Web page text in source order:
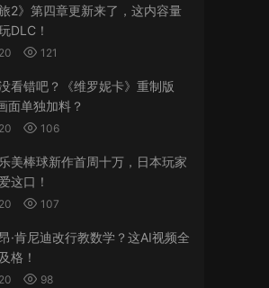
旅2》第四章更新来了，这内容量
DLC！
121
看错吧？《维罗妮卡》重制版
面单独加料？
106
美棒球新作首周十万，日本玩家
这口！
107
·肯尼迪改行教数学？这AI视频全
格！
98